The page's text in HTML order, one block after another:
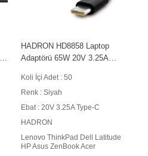
HADRON HD8858 Laptop
Adaptörü 65W 20V 3.25A
Koli İçi Adet : 50
Renk : Siyah
Ebat : 20V 3.25A Type-C
HADRON
Lenovo ThinkPad Dell Latitude
HP Asus ZenBook Acer